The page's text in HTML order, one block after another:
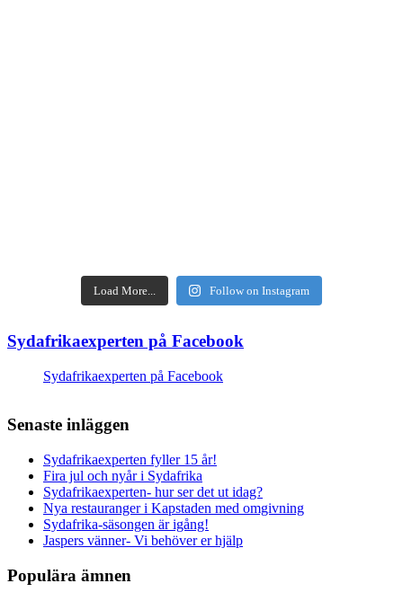
Load More... Follow on Instagram
Sydafrikaexperten på Facebook
Sydafrikaexperten på Facebook
Senaste inläggen
Sydafrikaexperten fyller 15 år!
Fira jul och nyår i Sydafrika
Sydafrikaexperten- hur ser det ut idag?
Nya restauranger i Kapstaden med omgivning
Sydafrika-säsongen är igång!
Jaspers vänner- Vi behöver er hjälp
Populära ämnen